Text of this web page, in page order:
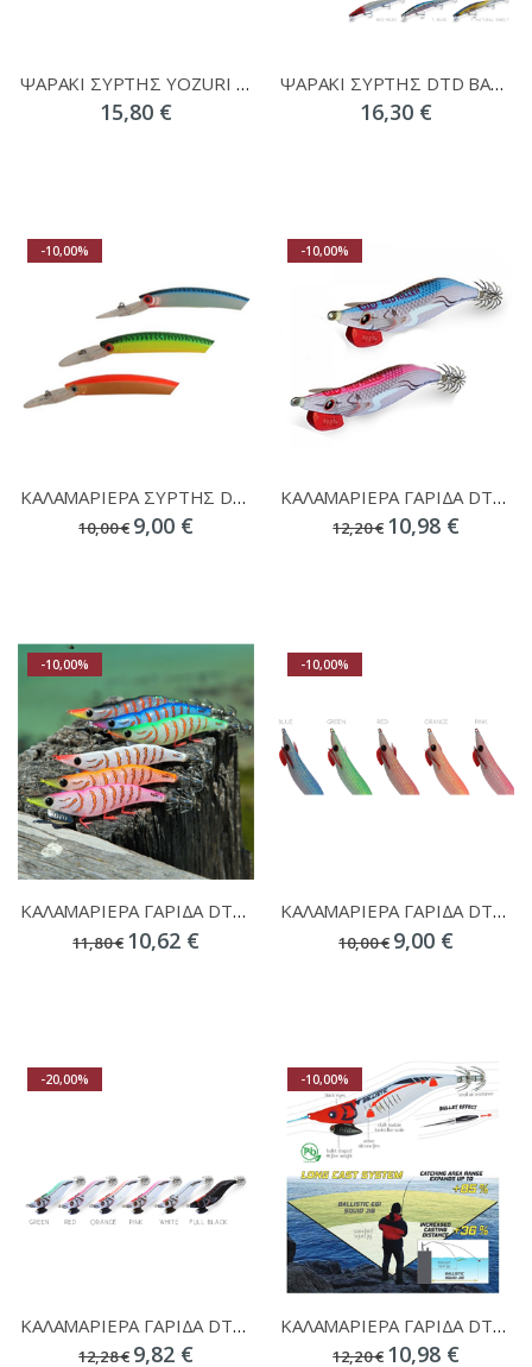
ΨΑΡΑΚΙ ΣΥΡΤΗΣ YOZURI CRYSTAL MINNOW
15,80 €
ΨΑΡΑΚΙ ΣΥΡΤΗΣ DTD BARRACUDA 200mm 25gr
16,30 €
-10,00%
ΚΑΛΑΜΑΡΙΕΡΑ ΣΥΡΤΗΣ DTD SKUSA TURBO DD 110
10,00 € 9,00 €
-10,00%
ΚΑΛΑΜΑΡΙΕΡΑ ΓΑΡΙΔΑ DTD RED KILLER EGI 3.0 DEEP
12,20 € 10,98 €
-10,00%
ΚΑΛΑΜΑΡΙΕΡΑ ΓΑΡΙΔΑ DTD GAMBERINO BLUE GLOW 3.0
11,80 € 10,62 €
-10,00%
ΚΑΛΑΜΑΡΙΕΡΑ ΓΑΡΙΔΑ DTD FLASH COLOR OITA 3.5
10,00 € 9,00 €
-20,00%
ΚΑΛΑΜΑΡΙΕΡΑ ΓΑΡΙΔΑ DTD BALLISTIC WHITE KILLER
12,28 € 9,82 €
-10,00%
ΚΑΛΑΜΑΡΙΕΡΑ ΓΑΡΙΔΑ DTD BALLISTIC FULL COLOR EGI
12,20 € 10,98 €